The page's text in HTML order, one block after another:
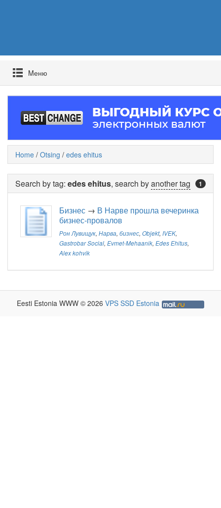
Mеню
Home / Otsing / edes ehitus
1
Search by tag: edes ehitus, search byanother tag
Бизнес → В Нарве прошла вечеринка
бизнес-провалов
Рон Лувищук, Нарва, бизнес, Objekt, IVEK,
Gastrobar Social, Evmet-Mehaanik, Edes Ehitus,
Alex kohvik
Eesti Estonia WWW © 2026 VPS SSD Estonia